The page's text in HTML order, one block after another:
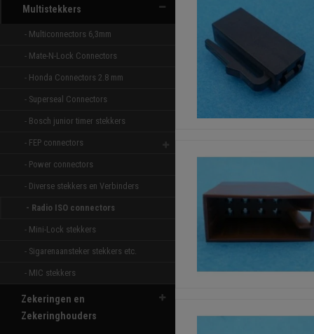
Multistekkers
- Multiconnectors 6,3mm
- Mate-N-Lock Connectors
- Honda Connectors 2.8 mm
- Superseal Connectors
- Bosch junior timer stekkers
- FEP connectors
- Power connectors
- Diverse stekkers en Verbinders
- Radio ISO connectors
- Mini-Lock stekkers
- Sigarenaansteker stekkers etc.
- MIC stekkers
Zekeringen en
Zekeringhouders